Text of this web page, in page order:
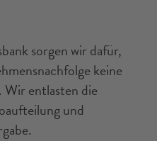
sorgen wir dafür,
keine
Wir entlasten die
und